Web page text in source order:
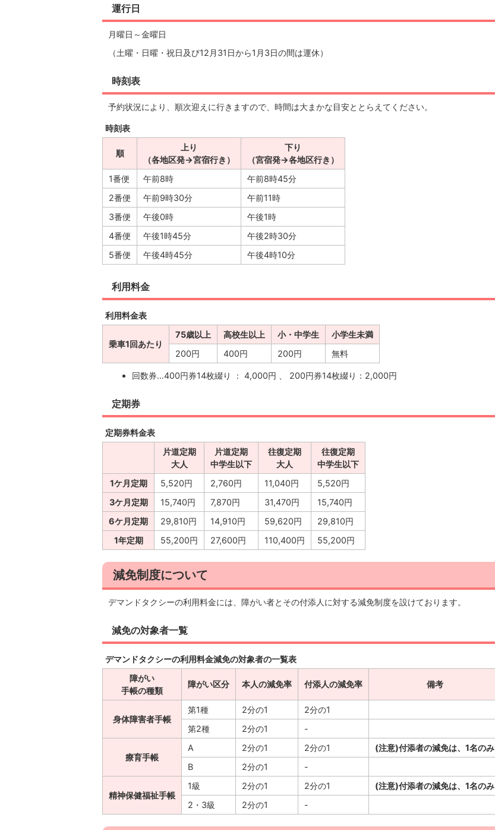
運行日
月曜日～金曜日
（土曜・日曜・祝日及び12月31日から1月3日の間は運休）
時刻表
予約状況により、順次迎えに行きますので、時間は大まかな目安ととらえてください。
時刻表
順
上り
（各地区発→宮宿行き）
下り
（宮宿発→各地区行き）
1番便
午前8時
午前8時45分
2番便
午前9時30分
午前11時
3番便
午後0時
午後1時
4番便
午後1時45分
午後2時30分
5番便
午後4時45分 午後4時10分
利用料金
利用料金表
乗車1回あたり
75歳以上 高校生以上 小・中学生
小学生未満
200円
400円 200円 無料
回数券…400円券14枚綴り ： 4,000円 、 200円券14枚綴り：2,000円
定期券
定期券料金表
片道定期
大人
片道定期
中学生以下
往復定期
大人
往復定期
中学生以下
1ケ月定期
5,520円 2,760円 11,040円
5,520円
3ケ月定期
15,740円 7,870円 31,470円
15,740円
6ケ月定期
29,810円 14,910円 59,620円
29,810円
1年定期
55,200円 27,600円 110,400円 55,200円
減免制度について
デマンドタクシーの利用料金には、障がい者とその付添人に対する減免制度を設けております。
減免の対象者一覧
デマンドタクシーの利用料金減免の対象者の一覧表
障がい
手帳の種類
障がい区分 本人の減免率 付添人の減免率 備考
身体障害者手帳
第1種 2分の1
2分の1
第2種
2分の1 -
療育手帳
A 2分の1 2分の1
(注意)付添者の減免は、1名のみ
B
2分の1 -
精神保健福祉手帳
1級 2分の1 2分の1
(注意)付添者の減免は、1名のみ
2・3級
2分の1 -